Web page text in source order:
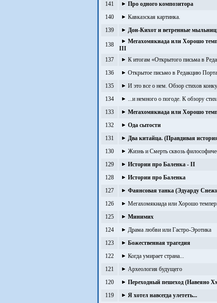
141
Про одного композитора
140
Кавказская картинка.
139
Дон-Кихот и ветренные
138
Мегахомякиада или Хорошо
III
137
К итогам «Открытого письма в
136
Открытое письмо в Редакцию
135
И это все о нем. Обзор стихов
134
...и немного о погоде. К обзору
133
Мегахомякиада или Хорошо
132
Ода сытости
131
Два китайца. (Правдивая
130
Жизнь и Смерть сквозь
129
Истории про Баленка - II
128
Истории про Баленка
127
Фаянсовая танка (Эдуарду
126
Мегахомякиада или Хорошо
125
Минимих
124
Драма любви или Гастро-Эротика
123
Божественная трагедия
122
Когда умирает страна...
121
Археология будущего
120
Переходный пешеход (Навеяно
119
Я хотел навсегда улететь...